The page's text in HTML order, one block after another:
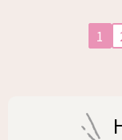
1